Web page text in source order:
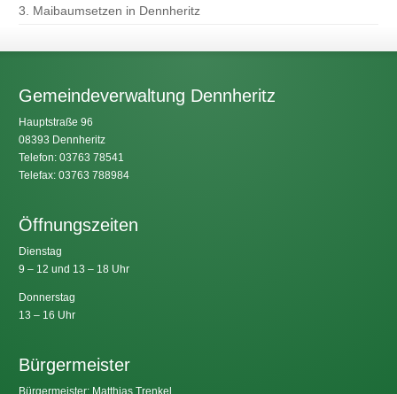
3. Maibaumsetzen in Dennheritz
Gemeindeverwaltung Dennheritz
Hauptstraße 96
08393 Dennheritz
Telefon: 03763 78541
Telefax: 03763 788984
Öffnungszeiten
Dienstag
9 – 12 und 13 – 18 Uhr
Donnerstag
13 – 16 Uhr
Bürgermeister